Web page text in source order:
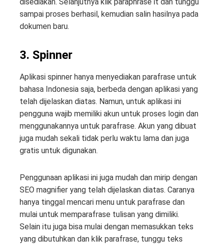
sampai proses berhasil, kemudian salin hasilnya pada
dokumen baru.
3. Spinner
Aplikasi spinner hanya menyediakan parafrase untuk
bahasa Indonesia saja, berbeda dengan aplikasi yang
telah dijelaskan diatas. Namun, untuk aplikasi ini
pengguna wajib memiliki akun untuk proses login dan
menggunakannya untuk parafrase. Akun yang dibuat
juga mudah sekali tidak perlu waktu lama dan juga
gratis untuk digunakan.
Penggunaan aplikasi ini juga mudah dan mirip dengan
SEO magnifier yang telah dijelaskan diatas. Caranya
hanya tinggal mencari menu untuk parafrase dan
mulai untuk memparafrase tulisan yang dimiliki.
Selain itu juga bisa mulai dengan memasukkan teks
yang dibutuhkan dan klik parafrase, tunggu teks